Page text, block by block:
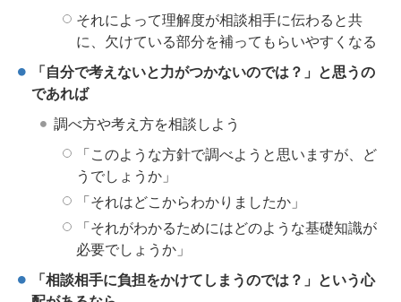
それによって理解度が相談相手に伝わると共
に、欠けている部分を補ってもらいやすくなる
「自分で考えないと力がつかないのでは？」と思うの
であれば
調べ方や考え方を相談しよう
「このような方針で調べようと思いますが、ど
うでしょうか」
「それはどこからわかりましたか」
「それがわかるためにはどのような基礎知識が
必要でしょうか」
「相談相手に負担をかけてしまうのでは？」という心